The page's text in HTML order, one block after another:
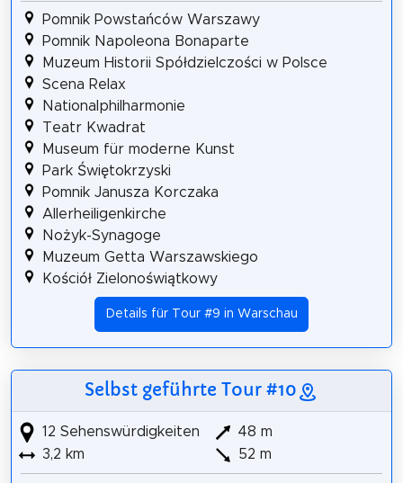
Pomnik Powstańców Warszawy
Pomnik Napoleona Bonaparte
Muzeum Historii Spółdzielczości w Polsce
Scena Relax
Nationalphilharmonie
Teatr Kwadrat
Museum für moderne Kunst
Park Świętokrzyski
Pomnik Janusza Korczaka
Allerheiligenkirche
Nożyk-Synagoge
Muzeum Getta Warszawskiego
Kościół Zielonoświątkowy
Details für Tour #9 in Warschau
Selbst geführte Tour #10
12 Sehenswürdigkeiten
3,2 km
48 m
52 m